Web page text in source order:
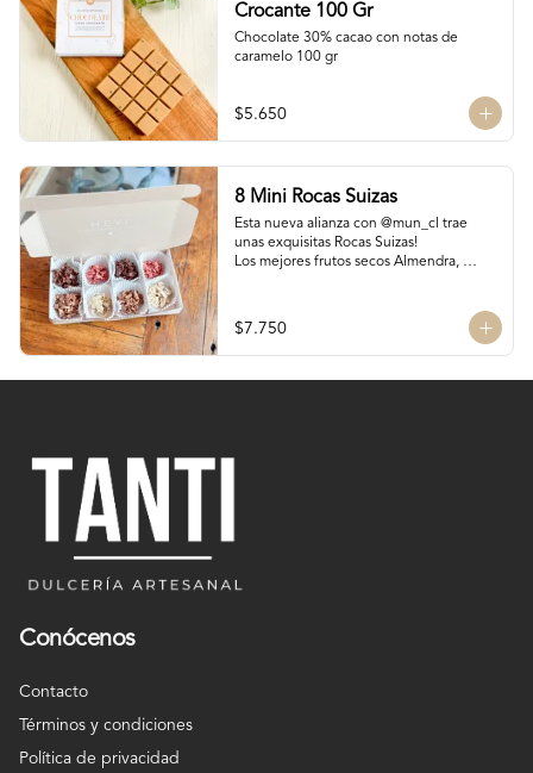
Crocante 100 Gr
Chocolate 30% cacao con notas de
caramelo 100 gr
$5.650
8 Mini Rocas Suizas
Esta nueva alianza con @mun_cl trae
unas exquisitas Rocas Suizas!
Los mejores frutos secos Almendra,
4 tipos de chocolate
Chocolate Bitter
Chocolate de leche
$7.750
Conócenos
Contacto
Términos y condiciones
Política de privacidad